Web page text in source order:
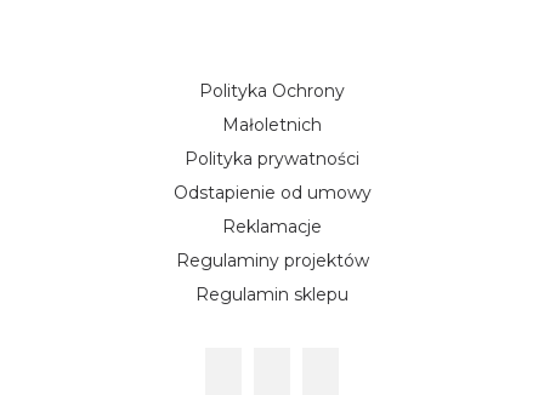
Polityka Ochrony
Małoletnich
Polityka prywatności
Odstapienie od umowy
Reklamacje
Regulaminy projektów
Regulamin sklepu